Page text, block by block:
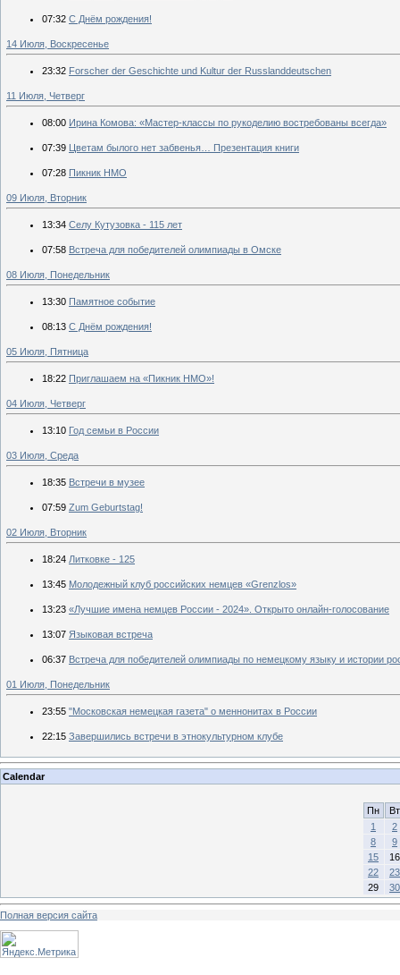
07:32 С Днём рождения!
14 Июля, Воскресенье
23:32 Forscher der Geschichte und Kultur der Russlanddeutschen
11 Июля, Четверг
08:00 Ирина Комова: «Мастер-классы по рукоделию востребованы всегда»
07:39 Цветам былого нет забвенья… Презентация книги
07:28 Пикник НМО
09 Июля, Вторник
13:34 Селу Кутузовка - 115 лет
07:58 Встреча для победителей олимпиады в Омске
08 Июля, Понедельник
13:30 Памятное событие
08:13 С Днём рождения!
05 Июля, Пятница
18:22 Приглашаем на «Пикник НМО»!
04 Июля, Четверг
13:10 Год семьи в России
03 Июля, Среда
18:35 Встречи в музее
07:59 Zum Geburtstag!
02 Июля, Вторник
18:24 Литковке - 125
13:45 Молодежный клуб российских немцев «Grenzlos»
13:23 «Лучшие имена немцев России - 2024». Открыто онлайн-голосование
13:07 Языковая встреча
06:37 Встреча для победителей олимпиады по немецкому языку и истории
01 Июля, Понедельник
23:55 "Московская немецкая газета" о меннонитах в России
22:15 Завершились встречи в этнокультурном клубе
Calendar
Пн
Вт
1
2
8
9
15
16
22
23
29
30
Полная версия сайта